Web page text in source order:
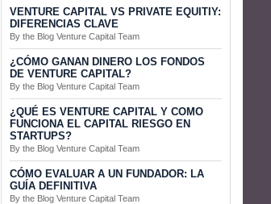
VENTURE CAPITAL VS PRIVATE EQUITIY:
DIFERENCIAS CLAVE
By the Blog Venture Capital Team
¿CÓMO GANAN DINERO LOS FONDOS
DE VENTURE CAPITAL?
By the Blog Venture Capital Team
¿QUÉ ES VENTURE CAPITAL Y COMO
FUNCIONA EL CAPITAL RIESGO EN
STARTUPS?
By the Blog Venture Capital Team
CÓMO EVALUAR A UN FUNDADOR: LA
GUÍA DEFINITIVA
By the Blog Venture Capital Team